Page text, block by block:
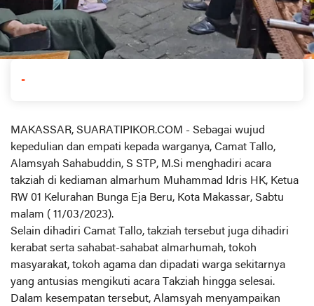
-
MAKASSAR, SUARATIPIKOR.COM - Sebagai wujud
kepedulian dan empati kepada warganya, Camat Tallo,
Alamsyah Sahabuddin, S STP, M.Si menghadiri acara
takziah di kediaman almarhum Muhammad Idris HK, Ketua
RW 01 Kelurahan Bunga Eja Beru, Kota Makassar, Sabtu
malam ( 11/03/2023).
Selain dihadiri Camat Tallo, takziah tersebut juga dihadiri
kerabat serta sahabat-sahabat almarhumah, tokoh
masyarakat, tokoh agama dan dipadati warga sekitarnya
yang antusias mengikuti acara Takziah hingga selesai.
Dalam kesempatan tersebut, Alamsyah menyampaikan